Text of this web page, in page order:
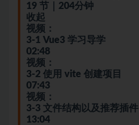
19 节｜204分钟
收起
视频：
3-1 Vue3 学习导学
02:48
视频：
3-2 使用 vite 创建项目
07:43
视频：
3-3 文件结构以及推荐插件
13:04